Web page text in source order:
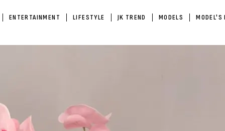
ENTERTAINMENT LIFESTYLE JK TREND MODELS MODEL'S